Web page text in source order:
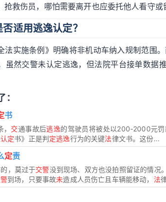
救伤员，哪怕需要离开也应委托他人看守或
适用逃逸认定？
法实施条例》明确将非机动车纳入规制范围
虽然交警未认定逃逸，但法院平台接单数据
书
交通事故后逃逸的驾驶员将被处以200-2000元
认定书》正是判定逃逸行为的关键法律文书。这份...
定责
，莫过于交警没到现场、双方也没拍照留证的情况
到场，只要事故未造成人员伤亡且车辆能移动， 法